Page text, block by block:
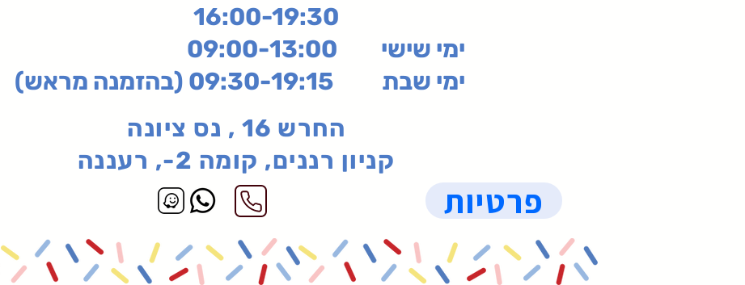
ימי שישי 09:00-13:00
ימי שבת 09:30-19:15 (בהזמנה מראש)
החרש 16 , נס ציונה
קניון רננים, קומה 2-, רעננה
פרטיות